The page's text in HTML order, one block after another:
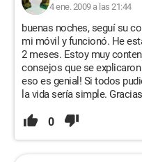
4 ene. 2009 a las 21:44
buenas noches, seguí su
mi móvil y funcionó. He
2 meses. Estoy muy
consejos que se explicaron
eso es genial! Si todos
la vida sería simple.
0